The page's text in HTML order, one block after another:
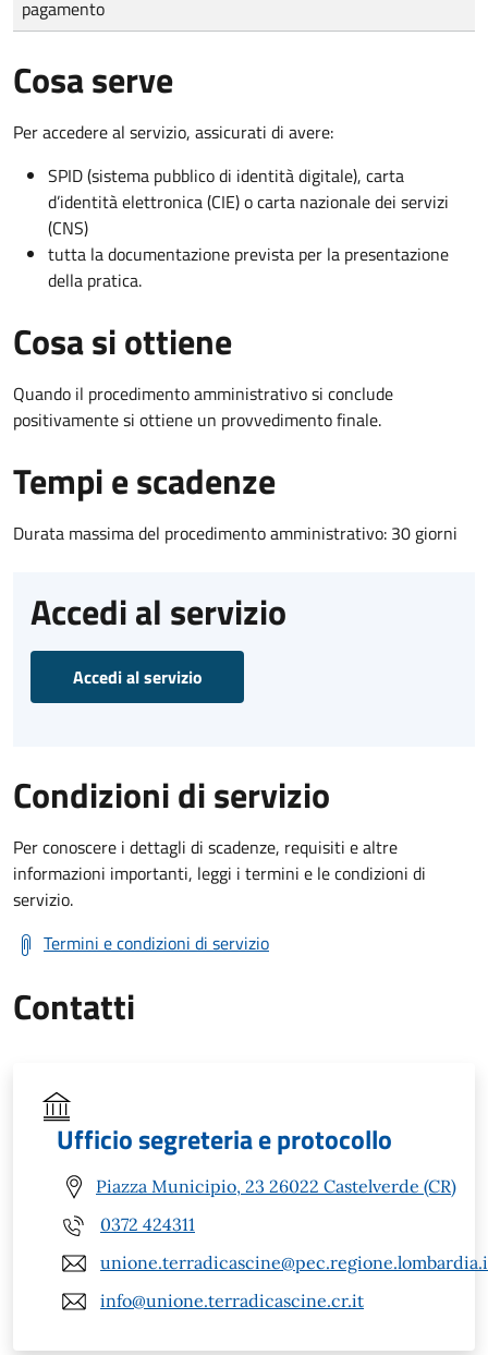
pagamento
Cosa serve
Per accedere al servizio, assicurati di avere:
SPID (sistema pubblico di identità digitale), carta
d’identità elettronica (CIE) o carta nazionale dei servizi
(CNS)
tutta la documentazione prevista per la presentazione
della pratica.
Cosa si ottiene
Quando il procedimento amministrativo si conclude
positivamente si ottiene un provvedimento finale.
Tempi e scadenze
Durata massima del procedimento amministrativo: 30 giorni
Accedi al servizio
Accedi al servizio
Condizioni di servizio
Per conoscere i dettagli di scadenze, requisiti e altre
informazioni importanti, leggi i termini e le condizioni di
servizio.
Termini e condizioni di servizio
Contatti
Ufficio segreteria e protocollo
Piazza Municipio, 23 26022 Castelverde (CR)
0372 424311
info@unione.terradicascine.cr.it